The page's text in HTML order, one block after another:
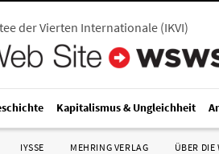
der Vierten Internationale(IKVI)
Kapitalismus & Ungleichheit
IYSSE MEHRING VERLAG ÜBER DIE